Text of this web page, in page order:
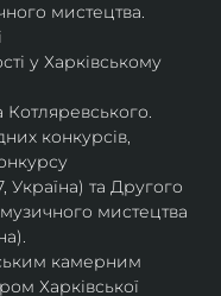
мистецтва.
у Харківському
Котляревського.
конкурсів,
Україна) та Другого
мистецтва
камерним
Харківської